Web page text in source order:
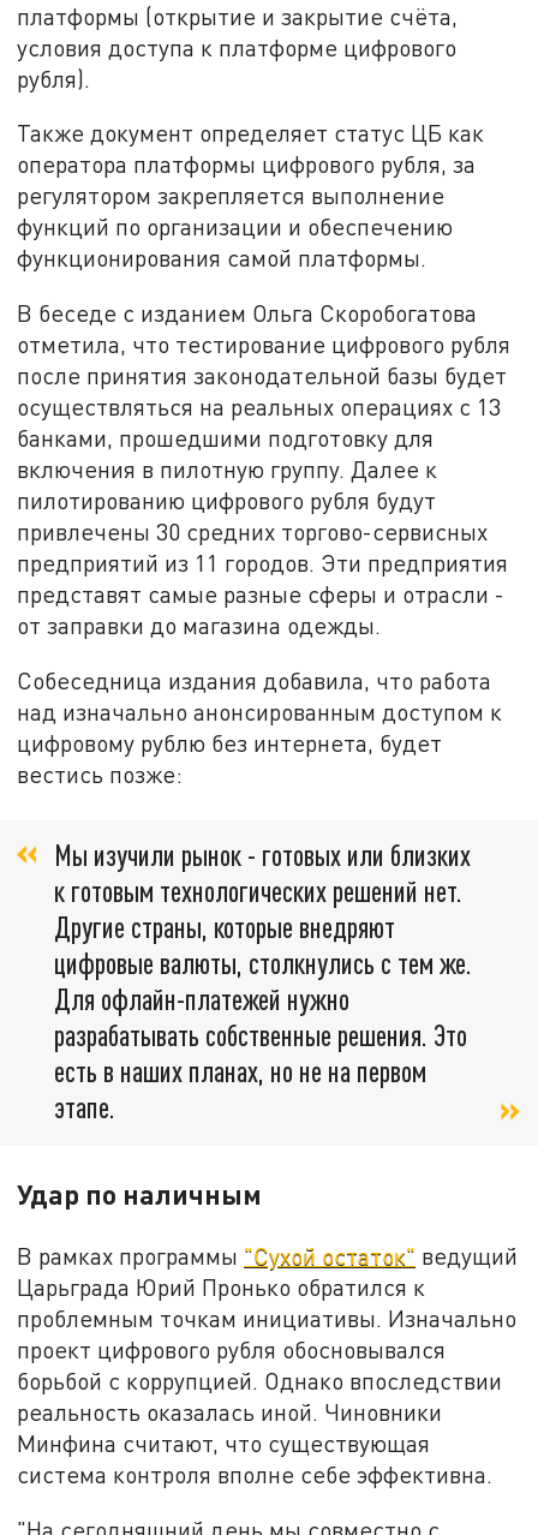
платформы (открытие и закрытие счёта,
условия доступа к платформе цифрового
рубля).
Также документ определяет статус ЦБ как
оператора платформы цифрового рубля, за
регулятором закрепляется выполнение
функций по организации и обеспечению
функционирования самой платформы.
В беседе с изданием Ольга Скоробогатова
отметила, что тестирование цифрового рубля
после принятия законодательной базы будет
осуществляться на реальных операциях с 13
банками, прошедшими подготовку для
включения в пилотную группу. Далее к
пилотированию цифрового рубля будут
привлечены 30 средних торгово-сервисных
предприятий из 11 городов. Эти предприятия
представят самые разные сферы и отрасли -
от заправки до магазина одежды.
Собеседница издания добавила, что работа
над изначально анонсированным доступом к
цифровому рублю без интернета, будет
вестись позже:
Мы изучили рынок - готовых или близких
к готовым технологических решений нет.
Другие страны, которые внедряют
цифровые валюты, столкнулись с тем же.
Для офлайн-платежей нужно
разрабатывать собственные решения. Это
есть в наших планах, но не на первом
этапе.
Удар по наличным
В рамках программы "Сухой остаток" ведущий
Царьграда Юрий Пронько обратился к
проблемным точкам инициативы. Изначально
проект цифрового рубля обосновывался
борьбой с коррупцией. Однако впоследствии
реальность оказалась иной. Чиновники
Минфина считают, что существующая
система контроля вполне себе эффективна.
"На сегодняшний день мы совместно с